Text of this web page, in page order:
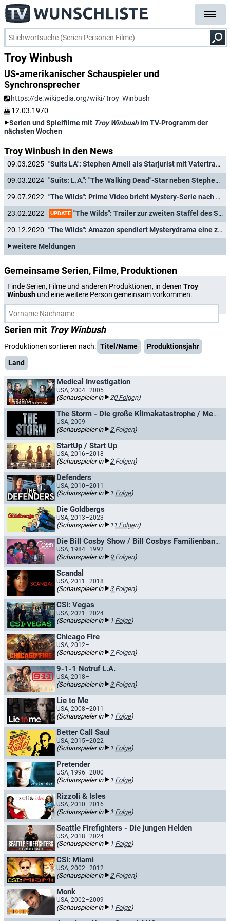
Troy Winbush
US-amerikanischer Schauspieler und
Synchronsprecher
https://de.wikipedia.org/wiki/Troy_Winbush
12.03.1970
Serien und Spielfilme mit Troy Winbushim TV-Programm der
nächsten Wochen
Troy Winbush in den News
09.03.2025
"Suits LA": Stephen Amell als Starjurist mit Vatertrauma
09.03.2024
"Suits: L.A.": "The Walking Dead"-Star neben Stephen Amell ("Arrow")
29.07.2022
"The Wilds": Prime Video bricht Mystery-Serie nach zwei Staffeln ab
23.02.2022
UPDATE "The Wilds": Trailer zur zweiten Staffel des Survival-Drama von Prime Video
20.12.2020
"The Wilds": Amazon spendiert Mysterydrama eine zweite Staffel
weitere Meldungen
Gemeinsame Serien, Filme, Produktionen
Finde Serien, Filme und anderen Produktionen, in denen Troy
Winbush und eine weitere Person gemeinsam vorkommen.
Serien mit Troy Winbush
Produktionen sortieren nach: Titel/Name
Produktionsjahr
Land
Medical Investigation
USA, 2004–2005
(Schauspieler in 20 Folgen)
The Storm - Die große Klimakatastrophe / Megastorm
USA, 2009
(Schauspieler in 2 Folgen)
StartUp / Start Up
USA, 2016–2018
(Schauspieler in 2 Folgen)
Defenders
USA, 2010–2011
(Schauspieler in 1 Folge)
Die Goldbergs
USA, 2013–2023
(Schauspieler in 11 Folgen)
Die Bill Cosby Show / Bill Cosbys Familienbande
USA, 1984–1992
(Schauspieler in 9 Folgen)
Scandal
USA, 2011–2018
(Schauspieler in 3 Folgen)
CSI: Vegas
USA, 2021–2024
(Schauspieler in 1 Folge)
Chicago Fire
USA, 2012–
(Schauspieler in 7 Folgen)
9-1-1 Notruf L.A.
USA, 2018–
(Schauspieler in 3 Folgen)
Lie to Me
USA, 2008–2011
(Schauspieler in 1 Folge)
Better Call Saul
USA, 2015–2022
(Schauspieler in 1 Folge)
Pretender
USA, 1996–2000
(Schauspieler in 1 Folge)
Rizzoli & Isles
USA, 2010–2016
(Schauspieler in 1 Folge)
Seattle Firefighters - Die jungen Helden
USA, 2018–2024
(Schauspieler in 1 Folge)
CSI: Miami
USA, 2002–2012
(Schauspieler in 2 Folgen)
Monk
USA, 2002–2009
(Schauspieler in 1 Folge)